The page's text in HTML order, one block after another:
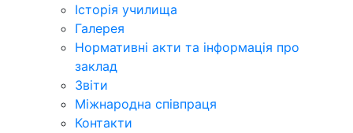
Історія училища
Галерея
Нормативні акти та інформація про
заклад
Звіти
Міжнародна співпраця
Контакти